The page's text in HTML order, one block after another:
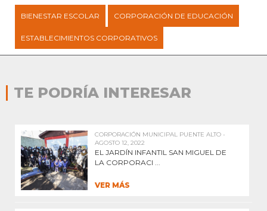
BIENESTAR ESCOLAR CORPORACIÓN DE EDUCACIÓN
ESTABLECIMIENTOS CORPORATIVOS
TE PODRÍA INTERESAR
CORPORACIÓN MUNICIPAL PUENTE ALTO -
AGOSTO 12, 2022
EL JARDÍN INFANTIL SAN MIGUEL DE
LA CORPORACI ...
VER MÁS